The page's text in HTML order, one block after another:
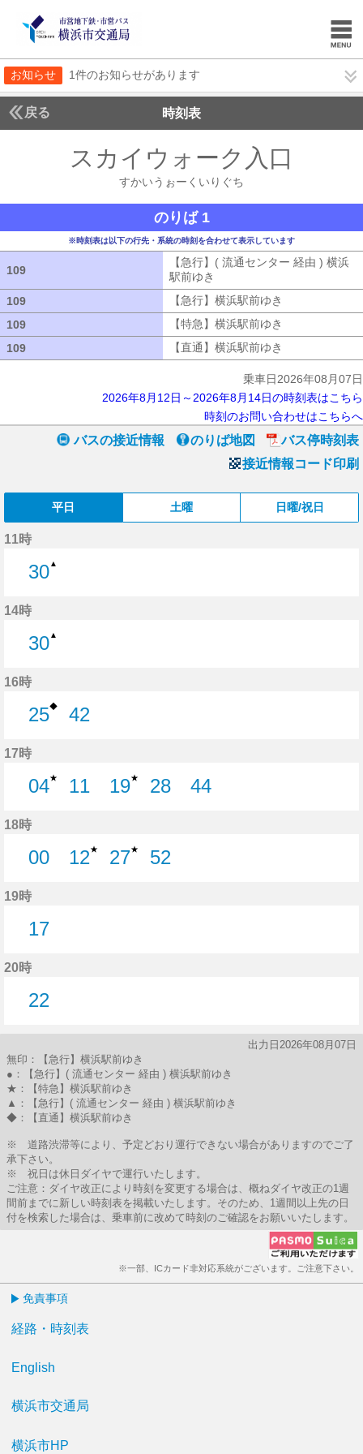
お知らせ 1件のお知らせがあります
戻る 時刻表
スカイウォーク入口
すかいうぉーくいりぐち
のりば 1
※時刻表は以下の行先・系統の時刻を合わせて表示しています
109
【急行】( 流通センター 経由 ) 横浜
駅前ゆき
109
【急行】横浜駅前ゆき
109
【特急】横浜駅前ゆき
109
【直通】横浜駅前ゆき
乗車日2026年08月07日
2026年8月12日～2026年8月14日の時刻表はこちら
時刻のお問い合わせはこちらへ
バスの接近情報 のりば地図
バス停時刻表
接近情報コード印刷
平日 土曜 日曜/祝日
11時
30▲
14時
30▲
16時
25◆
42
17時
04★
11
19★
28
44
18時
00
12★
27★
52
19時
17
20時
22
出力日2026年08月07日
無印：【急行】横浜駅前ゆき
●：【急行】( 流通センター 経由 ) 横浜駅前ゆき
★：【特急】横浜駅前ゆき
▲：【急行】( 流通センター 経由 ) 横浜駅前ゆき
◆：【直通】横浜駅前ゆき
※ 道路渋滞等により、予定どおり運行できない場合がありますのでご了
承下さい。
※ 祝日は休日ダイヤで運行いたします。
ご注意：ダイヤ改正により時刻を変更する場合は、概ねダイヤ改正の1週
間前までに新しい時刻表を掲載いたします。そのため、1週間以上先の日
付を検索した場合は、乗車前に改めて時刻のご確認をお願いいたします。
※一部、ICカード非対応系統がございます。ご注意下さい。
免責事項
経路・時刻表
English
横浜市交通局
横浜市HP